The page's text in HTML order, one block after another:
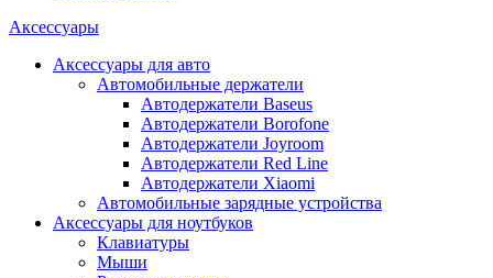
Аксессуары
Аксессуары для авто
Автомобильные держатели
Автодержатели Baseus
Автодержатели Borofone
Автодержатели Joyroom
Автодержатели Red Line
Автодержатели Xiaomi
Автомобильные зарядные устройства
Аксессуары для ноутбуков
Клавиатуры
Мыши